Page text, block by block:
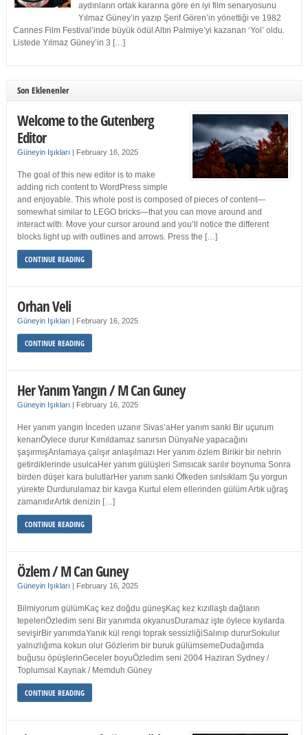
aydınların ortak kararına göre en iyi film senaryosunu
Yılmaz Güney’in yazıp Şerif Gören’in yönettiği ve 1982
Cannes Film Festival’inde büyük ödül Altın Palmiye’yi kazanan ‘Yol’ oldu.
Listede Yılmaz Güney’in 3 […]
Son Eklenenler
Welcome to the Gutenberg
Editor
Güneyin Işıkları | February 16, 2025
The goal of this new editor is to make
adding rich content to WordPress simple
and enjoyable. This whole post is composed of pieces of content—
somewhat similar to LEGO bricks—that you can move around and
interact with. Move your cursor around and you’ll notice the different
blocks light up with outlines and arrows. Press the […]
CONTINUE READING
Orhan Veli
Güneyin Işıkları | February 16, 2025
CONTINUE READING
Her Yanım Yangın / M Can Guney
Güneyin Işıkları | February 16, 2025
Her yanım yangın İnceden uzanır Sivas’aHer yanım sanki Bir uçurum
kenarıÖylece durur Kımıldamaz sanırsın DünyaNe yapacağını
şaşırmışAnlamaya çalışır anlaşılmazı Her yanım özlem Birikir bir nehrin
getirdiklerinde usulcaHer yanım gülüşleri Sımsıcak sarılır boynuma Sonra
birden düşer kara bulutlarHer yanım sanki Öfkeden sırılsıklam Şu yorgun
yürekte Durdurulamaz bir kavga Kurtul elem ellerinden gülüm Artık uğraş
zamanıdırArtık denizin […]
CONTINUE READING
Özlem / M Can Guney
Güneyin Işıkları | February 16, 2025
Bilmiyorum gülümKaç kez doğdu güneşKaç kez kızıllaştı dağların
tepeleriÖzledim seni Bir yanımda okyanusDuramaz işte öylece kıyılarda
sevişirBir yanımdaYanık kül rengi toprak sessizliğiSalınıp dururSokulur
yalnızlığıma kokun olur Gözlerim bir buruk gülümsemeDudağımda
buğusu öpüşlerinGeceler boyuÖzledim seni 2004 Haziran Sydney /
Toplumsal Kaynak / Memduh Güney
CONTINUE READING